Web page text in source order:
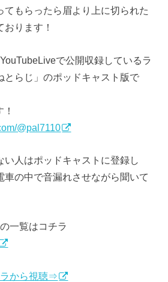
てもらったら眉より上に切られた
ります！
で公開収録しているラ
とらじ」のポッドキャスト版で
@pal7110
い人はポッドキャストに登録し
車の中で音漏れさせながら聞いて
一覧はコチラ
から視聴⇒